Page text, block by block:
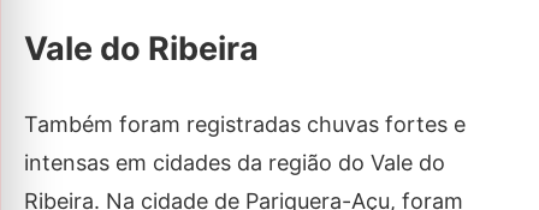
Vale do Ribeira
Também foram registradas chuvas fortes e
intensas em cidades da região do Vale do
Ribeira. Na cidade de Pariquera-Açu, foram